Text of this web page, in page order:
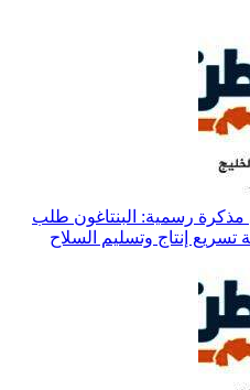
رسمية: البنتاغون طلب
إنتاج وتسليم السلاح